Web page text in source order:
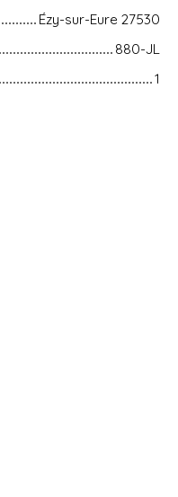
Ézy-sur-Eure 27530
880-JL
1